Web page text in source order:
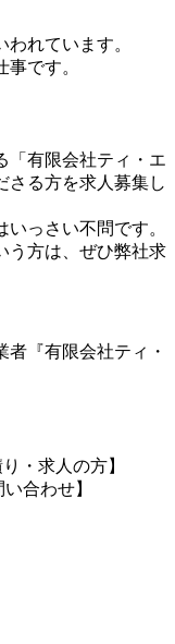
れています。
です。
「有限会社ティ・エ
さる方を求人募集し
っさい不問です。
う方は、ぜひ弊社求
『有限会社ティ・
・求人の方】
合わせ】